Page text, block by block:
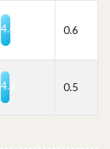
4.4 0.6
4.2 0.5